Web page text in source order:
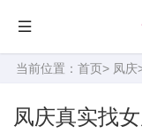
当前位置： 首页> 凤庆
凤庆真实找